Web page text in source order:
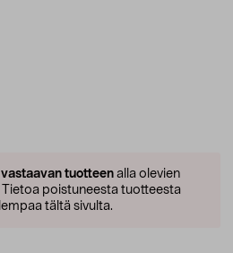
vastaavan tuotteenalla olevien
Tietoa poistuneesta tuotteesta
tältä sivulta.